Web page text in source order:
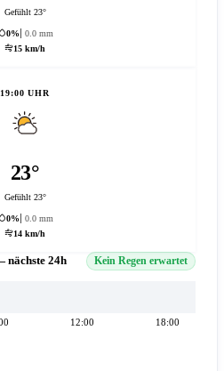
Gefühlt 23°
0%
0.0 mm
15 km/h
19:00 UHR
23°
Gefühlt 23°
0%
0.0 mm
14 km/h
nächste 24h Kein Regen erwartet
12:00 18:00